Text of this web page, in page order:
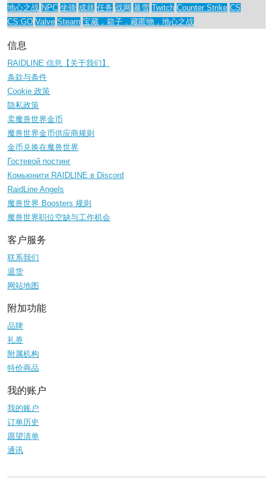
地心之战 NPC 坐骑 成就 任务 战网 暴雪 Twitch Counter Strike CS
CS:GO Valve Steam 宝藏，箱子，藏匿物，地心之战
信息
RAIDLINE 信息【关于我们】
条款与条件
Cookie 政策
隐私政策
卖魔兽世界金币
魔兽世界金币供应商规则
金币兑换在魔兽世界
Гостевой постинг
Комьюнити RAIDLINE в Discord
RaidLine Angels
魔兽世界 Boosters 规则
魔兽世界职位空缺与工作机会
客户服务
联系我们
退货
网站地图
附加功能
品牌
礼券
附属机构
特价商品
我的账户
我的账户
订单历史
愿望清单
通讯